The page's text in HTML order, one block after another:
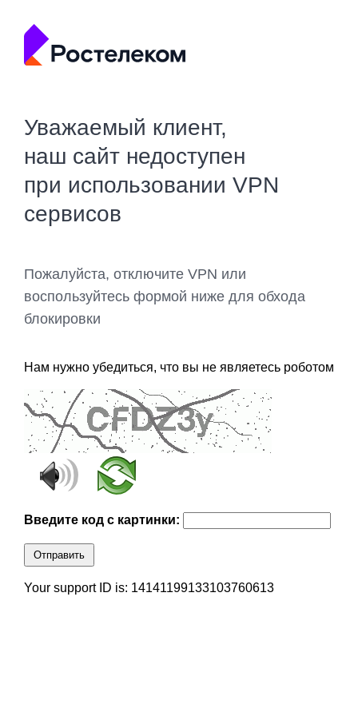
Уважаемый клиент,
наш сайт недоступен
при использовании VPN
сервисов
Пожалуйста, отключите VPN или
воспользуйтесь формой ниже для обхода
блокировки
Нам нужно убедиться, что вы не являетесь роботом
Введите код с картинки:
Отправить
Your support ID is: 14141199133103760613